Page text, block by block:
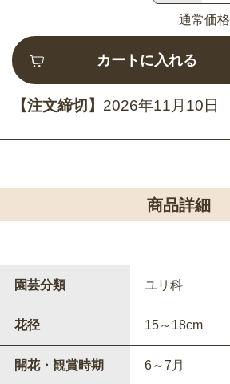
通常価格
カートに入れる
【注文締切】 2026年11月10日
商品詳細
園芸分類 ユリ科
花径 15～18cm
開花・観賞時期 6～7月